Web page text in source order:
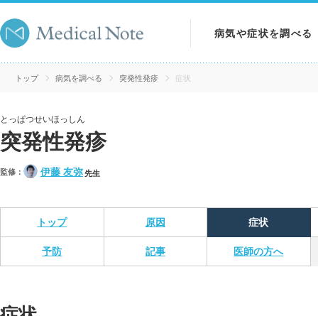
病気や症状を調べる
病気を調べる
トップ 病気を調べる 突発性発疹 症状
とっぱつせいほっしん
突発性発疹
監修： 伊藤 友弥先生
トップ 原因 症状
予防 記事 医師の方へ